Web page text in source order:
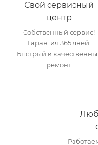
Свой сервисный
центр
Собственный сервис!
Гарантия 365 дней.
Быстрый и
ремонт